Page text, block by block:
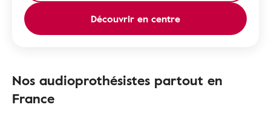
Découvrir en centre
Nos audioprothésistes partout en
France